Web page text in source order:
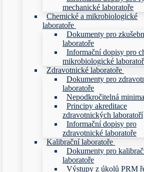
mechanické laboratoře
Chemické a mikrobiologické
laboratoře
Dokumenty pro
laboratoře
Informační dopisy pro
mikrobiologické
Zdravotnické laboratoře
Dokumenty pro
laboratoře
Nepodkročitelná minima
Principy akreditace
zdravotnických laboratoří
Informační dopisy pro
zdravotnické laboratoře
Kalibrační laboratoře
Dokumenty pro
laboratoře
Výstupy z úkolů PRM